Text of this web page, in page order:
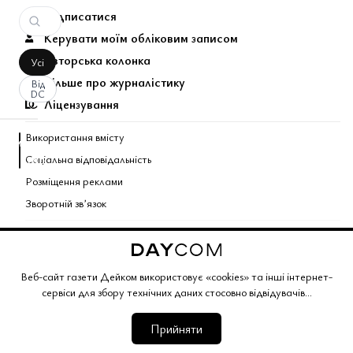
Веб-сайт газети Дейком використовує «cookies» та інші інтернет-
сервіси для збору технічних даних стосовно відвідувачів...
Прийняти
Усі
Від
DC
За
вашим
запитом
не
Підписатися
Керувати моїм обліковим записом
Авторська колонка
Більше про журналістику
Ліцензування
Використання вмісту
Соціальна відповідальність
Розміщення реклами
Зворотній звʼязок
Поєднані теми газети
Copyright © 2026 Газета Дейком . Всі права захищено.
Корпоративний розділГазета ДейкомУгоди та партнерство
Політика конфіденційностіРедакційна політика
Умови продажу Мапа сайту
web application version 3.0.0441